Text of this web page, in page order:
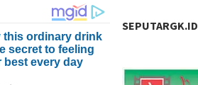
SEPUTARGK.ID